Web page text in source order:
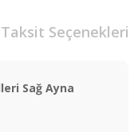
Taksit Seçenekleri
Sağ Ayna